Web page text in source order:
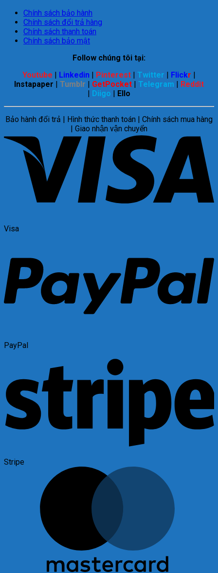
Chính sách bảo hành
Chính sách đổi trả hàng
Chính sách thanh toán
Chính sách bảo mật
Follow chúng tôi tại:
Youtube | Linkedin | Pinterest | Twitter | Flickr |
Instapaper | Tumblr | GetPocket | Telegram | Reddit
| Diigo | Ello
Bảo hành đổi trả | Hình thức thanh toán | Chính sách mua hàng
| Giao nhận vận chuyển
Visa
PayPal
Stripe